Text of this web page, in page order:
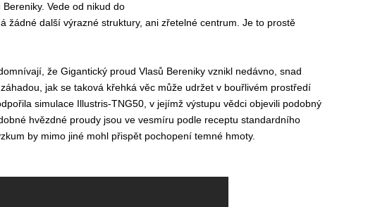
Vede od nikud do
žádné další výrazné struktury, ani zřetelné centrum. Je to prostě
že Gigantický proud Vlasů Bereniky vznikl nedávno, snad
jak se taková křehká věc může udržet v bouřlivém prostředí
simulace Illustris-TNG50, v jejímž výstupu vědci objevili podobný
hvězdné proudy jsou ve vesmíru podle receptu standardního
by mimo jiné mohl přispět pochopení temné hmoty.